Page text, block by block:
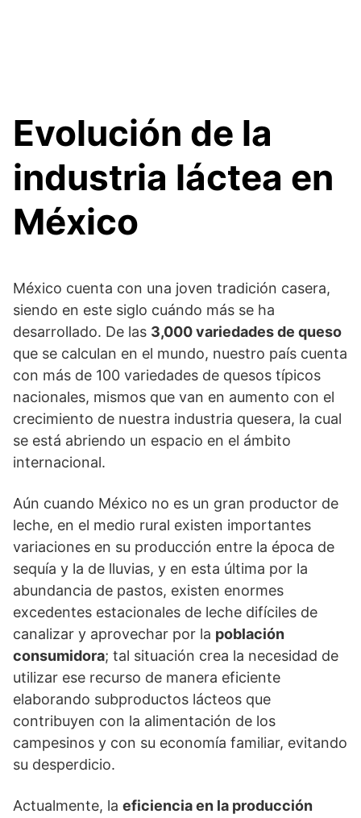
Evolución de la
industria láctea en
México
México cuenta con una joven tradición casera,
siendo en este siglo cuándo más se ha
desarrollado. De las 3,000 variedades de queso
que se calculan en el mundo, nuestro país cuenta
con más de 100 variedades de quesos típicos
nacionales, mismos que van en aumento con el
crecimiento de nuestra industria quesera, la cual
se está abriendo un espacio en el ámbito
internacional.
Aún cuando México no es un gran productor de
leche, en el medio rural existen importantes
variaciones en su producción entre la época de
sequía y la de lluvias, y en esta última por la
abundancia de pastos, existen enormes
excedentes estacionales de leche difíciles de
canalizar y aprovechar por la población
consumidora; tal situación crea la necesidad de
utilizar ese recurso de manera eficiente
elaborando subproductos lácteos que
contribuyen con la alimentación de los
campesinos y con su economía familiar, evitando
su desperdicio.
Actualmente, la eficiencia en la producción